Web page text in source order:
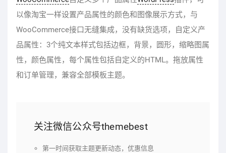
以像淘宝一样设置产品属性的颜色和图像展示方式，与
WooCommerce接口无缝集成，没有缺货选项，自定义产
品属性：3个纯文本样式包括边框，背景，圆形，缩略图属
性，颜色属性，每个属性包括自定义的HTML。拖放属性
和订单管理，兼容全部模板主题。
关注微信公众号themebest
第一时间获取主题更新动态，优惠信息